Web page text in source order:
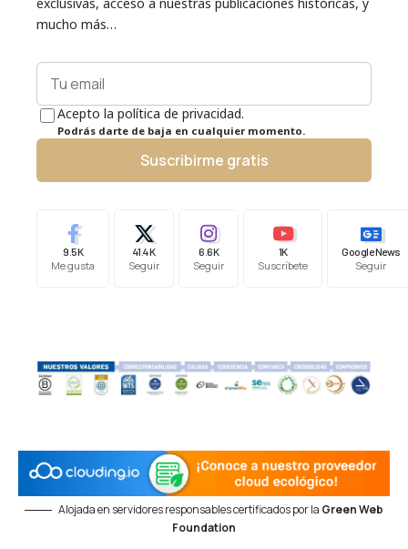
mucho más…
Acepto la política de privacidad.
Podrás darte de baja en cualquier momento.
Suscribirme gratis
9.5K
Me gusta
41.4K
Seguir
6.6K
Seguir
1K
Suscríbete
Google News
Seguir
Alojada en servidores responsables certificados por la Green Web
Foundation